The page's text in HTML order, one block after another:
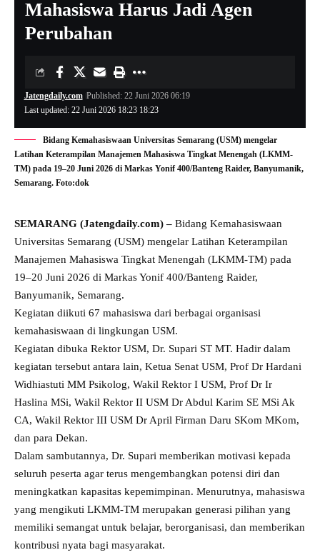
Mahasiswa Harus Jadi Agen
Perubahan
Last updated: 22 Juni 2026 18:23 18:23
Jatengdaily.com Published: 22 Juni 2026 06:19
Bidang Kemahasiswaan Universitas Semarang (USM) mengelar
Latihan Keterampilan Manajemen Mahasiswa Tingkat Menengah (LKMM-
TM) pada 19–20 Juni 2026 di Markas Yonif 400/Banteng Raider, Banyumanik,
Semarang. Foto:dok
SEMARANG (Jatengdaily.com) – Bidang Kemahasiswaan
Universitas Semarang (USM) mengelar Latihan Keterampilan
Manajemen Mahasiswa Tingkat Menengah (LKMM-TM) pada
19–20 Juni 2026 di Markas Yonif 400/Banteng Raider,
Banyumanik, Semarang.
Kegiatan diikuti 67 mahasiswa dari berbagai organisasi
kemahasiswaan di lingkungan USM.
Kegiatan dibuka Rektor USM, Dr. Supari ST MT. Hadir dalam
kegiatan tersebut antara lain, Ketua Senat USM, Prof Dr Hardani
Widhiastuti MM Psikolog, Wakil Rektor I USM, Prof Dr Ir
Haslina MSi, Wakil Rektor II USM Dr Abdul Karim SE MSi Ak
CA, Wakil Rektor III USM Dr April Firman Daru SKom MKom,
dan para Dekan.
Dalam sambutannya, Dr. Supari memberikan motivasi kepada
seluruh peserta agar terus mengembangkan potensi diri dan
meningkatkan kapasitas kepemimpinan. Menurutnya, mahasiswa
yang mengikuti LKMM-TM merupakan generasi pilihan yang
memiliki semangat untuk belajar, berorganisasi, dan memberikan
kontribusi nyata bagi masyarakat.